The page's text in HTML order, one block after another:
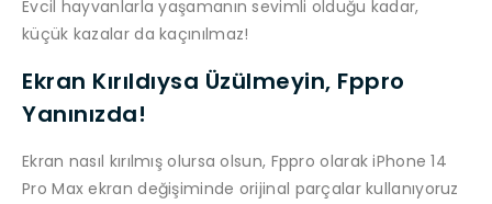
Evcil hayvanlarla yaşamanın sevimli olduğu kadar,
küçük kazalar da kaçınılmaz!
Ekran Kırıldıysa Üzülmeyin, Fppro
Yanınızda!
Ekran nasıl kırılmış olursa olsun, Fppro olarak iPhone 14
Pro Max ekran değişiminde orijinal parçalar kullanıyoruz